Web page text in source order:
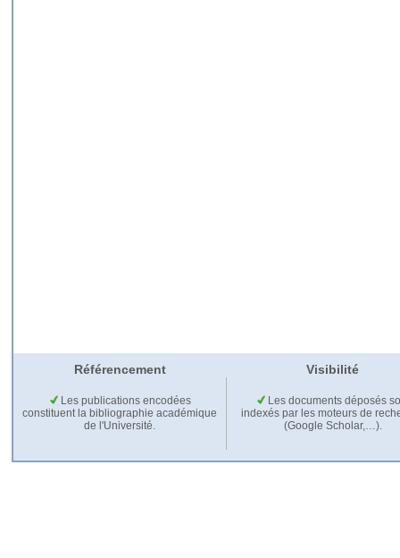
Référencement Visibilité
Les publications encodées
constituent la bibliographie académique
de l'Université.
Les documents déposés
indexés par les moteurs de
(Google Scholar,…).